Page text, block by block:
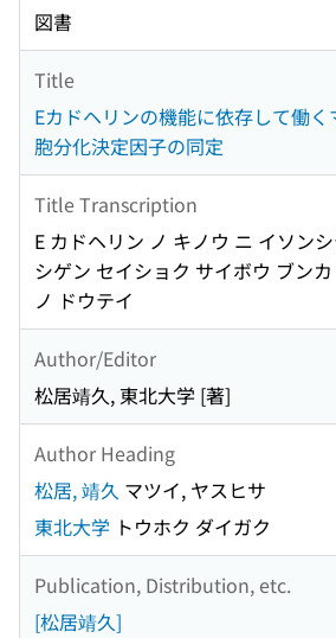
図書
Title
Eカドヘリンの機能に依存して働
胞分化決定因子の同定
Title Transcription
E カドヘリン ノ キノウ ニ イソン
シゲン セイショク サイボウ ブン
ノ ドウテイ
Author/Editor
松居靖久, 東北大学 [著]
Author Heading
松居, 靖久 マツイ, ヤスヒサ
東北大学 トウホク ダイガク
Publication, Distribution, etc.
[松居靖久]